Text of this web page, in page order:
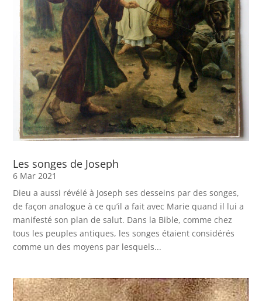
Les songes de Joseph
6 Mar 2021
Dieu a aussi révélé à Joseph ses desseins par des songes,
de façon analogue à ce qu’il a fait avec Marie quand il lui a
manifesté son plan de salut. Dans la Bible, comme chez
tous les peuples antiques, les songes étaient considérés
comme un des moyens par lesquels...